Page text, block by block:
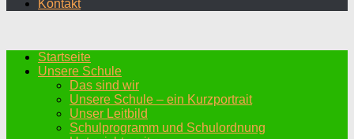
Kontakt
Startseite
Unsere Schule
Das sind wir
Unsere Schule – ein Kurzportrait
Unser Leitbild
Schulprogramm und Schulordnung